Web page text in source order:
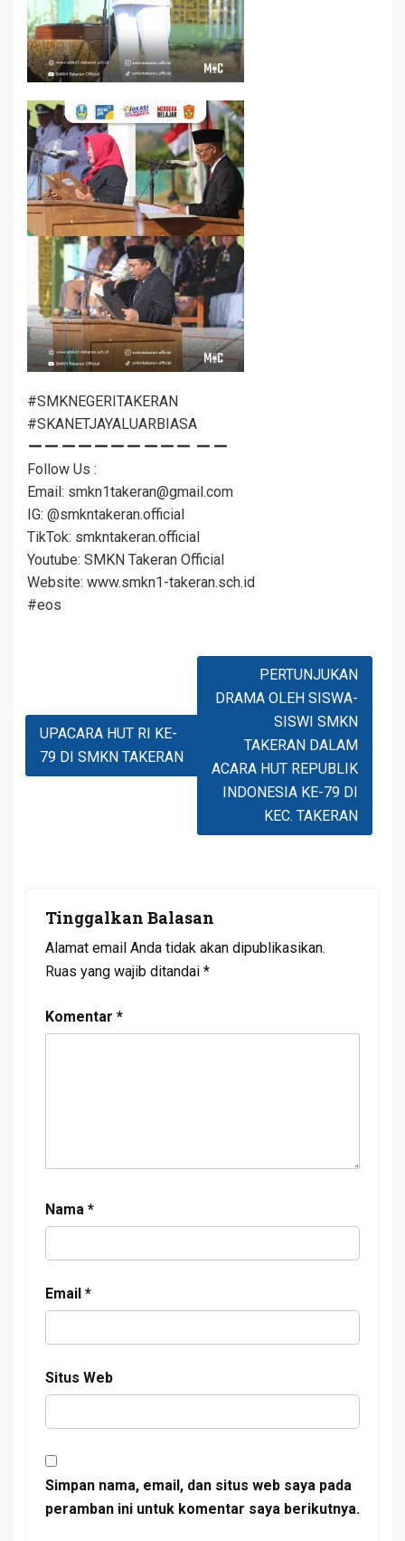
#SMKNEGERITAKERAN
#SKANETJAYALUARBIASA
Follow Us :
Email: smkn1takeran@gmail.com
IG: @smkntakeran.official
TikTok: smkntakeran.official
Youtube: SMKN Takeran Official
Website: www.smkn1-takeran.sch.id
#eos
UPACARA HUT RI KE-
79 DI SMKN TAKERAN
PERTUNJUKAN
DRAMA OLEH SISWA-
SISWI SMKN
TAKERAN DALAM
ACARA HUT REPUBLIK
INDONESIA KE-79 DI
KEC. TAKERAN
Tinggalkan Balasan
Alamat email Anda tidak akan dipublikasikan.
Ruas yang wajib ditandai *
Komentar *
Nama *
Email *
Situs Web
Simpan nama, email, dan situs web saya pada
peramban ini untuk komentar saya berikutnya.